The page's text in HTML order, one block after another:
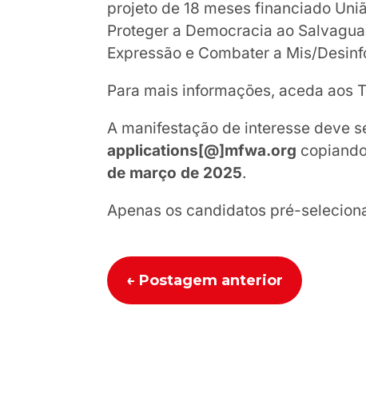
projeto de 18 meses financiado
Proteger a Democracia ao
Expressão e Combater a Mis/
Para mais informações, aceda aos
A manifestação de interesse deve
applications[@]mfwa.org
de março de 2025.
Apenas os candidatos pré-
← Postagem anterior